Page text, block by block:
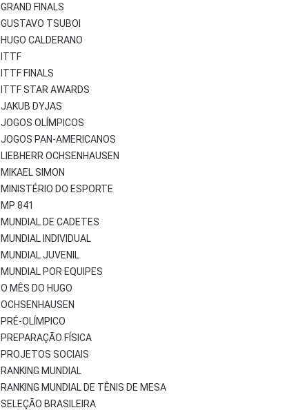
GRAND FINALS
GUSTAVO TSUBOI
HUGO CALDERANO
ITTF
ITTF FINALS
ITTF STAR AWARDS
JAKUB DYJAS
JOGOS OLÍMPICOS
JOGOS PAN-AMERICANOS
LIEBHERR OCHSENHAUSEN
MIKAEL SIMON
MINISTÉRIO DO ESPORTE
MP 841
MUNDIAL DE CADETES
MUNDIAL INDIVIDUAL
MUNDIAL JUVENIL
MUNDIAL POR EQUIPES
O MÊS DO HUGO
OCHSENHAUSEN
PRÉ-OLÍMPICO
PREPARAÇÃO FÍSICA
PROJETOS SOCIAIS
RANKING MUNDIAL
RANKING MUNDIAL DE TÊNIS DE MESA
SELEÇÃO BRASILEIRA